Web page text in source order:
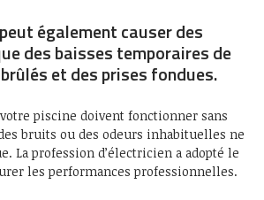
également causer des
des baisses temporaires de
et des prises fondues.
piscine doivent fonctionner sans
bruits ou des odeurs inhabituelles ne
La profession d’électricien a adopté le
les performances professionnelles.